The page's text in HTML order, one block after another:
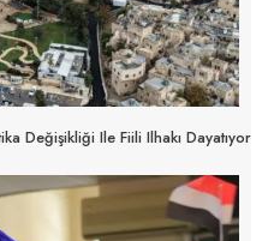
Değişikliği Ile Fiili Ilhakı Dayatıyor